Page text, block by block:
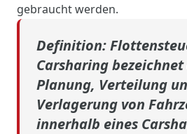
gebraucht werden.
Definition:
Carsharing
Planung, Verteilung
Verlagerung von
innerhalb eines